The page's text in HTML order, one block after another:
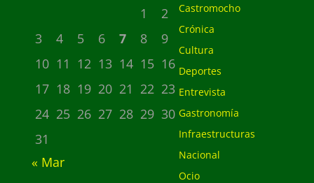
1
2
3
4 5 6 7 8
9
10 11 12 13 14 15 16
17 18 19 20 21 22 23
24 25 26 27 28 29 30
31
« Mar
Castromocho
Crónica
Cultura
Deportes
Entrevista
Gastronomía
Infraestructuras
Nacional
Ocio